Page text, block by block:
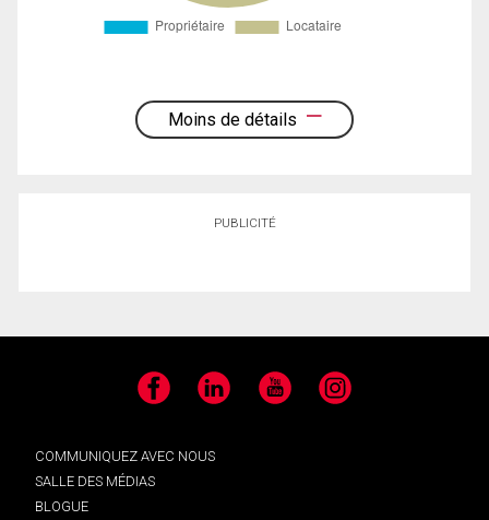
Moins de détails
PUBLICITÉ
Facebook LinkedIn YouTube Instagram
COMMUNIQUEZ AVEC NOUS
SALLE DES MÉDIAS
BLOGUE